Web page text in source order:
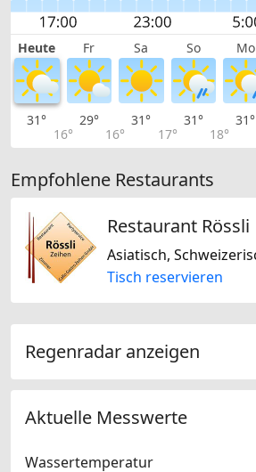
Heute Fr Sa So Mo
31°
16°
29°
16°
31°
17°
31°
18°
31°
Empfohlene Restaurants
Restaurant Rössli
Tisch reservieren
Regenradar anzeigen
Aktuelle Messwerte
Wassertemperatur